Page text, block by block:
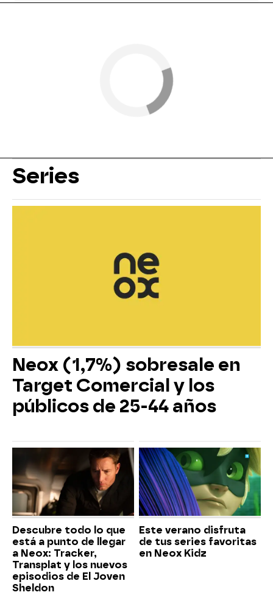
Series
Neox (1,7%) sobresale en
Target Comercial y los
públicos de 25-44 años
Descubre todo lo que
está a punto de llegar
a Neox: Tracker,
Transplat y los nuevos
episodios de El Joven
Sheldon
Este verano disfruta
de tus series favoritas
en Neox Kidz